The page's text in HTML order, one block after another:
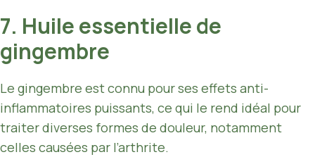
7. Huile essentielle de
gingembre
Le gingembre est connu pour ses effets anti-
inflammatoires puissants, ce qui le rend idéal pour
traiter diverses formes de douleur, notamment
celles causées par l’arthrite.